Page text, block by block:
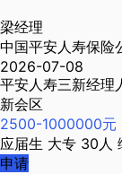
梁经理
中国平安人寿保险
2026-07-08
平安人寿三新经理
新会区
2500-1000000元
应届生 大专 30人
申请